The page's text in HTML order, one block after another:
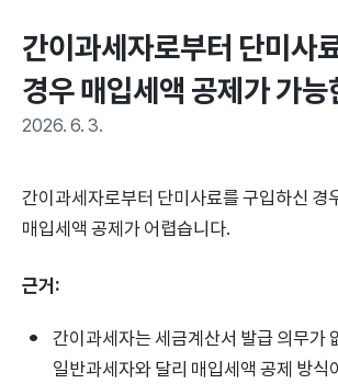
간이과세자로부터 단미사
경우 매입세액 공제가 가
2026. 6. 3.
간이과세자로부터 단미사료를 구입하신 경
매입세액 공제가 어렵습니다.
근거:
간이과세자는 세금계산서 발급 의무가
일반과세자와 달리 매입세액 공제 방식